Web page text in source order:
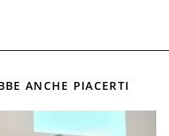
ANCHE PIACERTI